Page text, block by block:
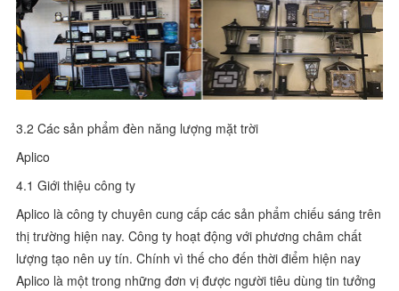
3.2 Các sản phẩm đèn năng lượng mặt trời
Aplico
4.1 Giới thiệu công ty
Aplico là công ty chuyên cung cấp các sản phẩm chiếu sáng trên
thị trường hiện nay. Công ty hoạt động với phương châm chất
lượng tạo nên uy tín. Chính vì thế cho đến thời điểm hiện nay
Aplico là một trong những đơn vị được người tiêu dùng tin tưởng